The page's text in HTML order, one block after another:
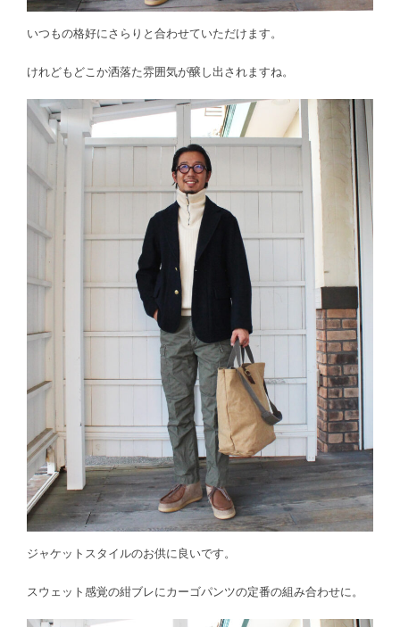
いつもの格好にさらりと合わせていただけます。
けれどもどこか洒落た雰囲気が醸し出されますね。
ジャケットスタイルのお供に良いです。
スウェット感覚の紺ブレにカーゴパンツの定番の組み合わせに。